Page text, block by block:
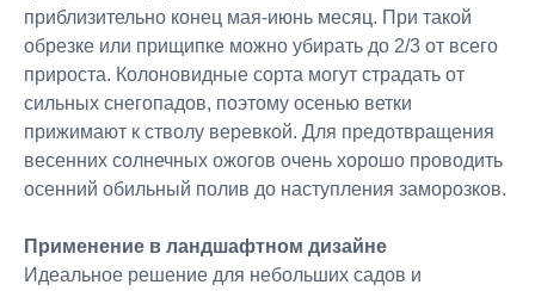
приблизительно конец мая-июнь месяц. При такой
обрезке или прищипке можно убирать до 2/3 от всего
прироста. Колоновидные сорта могут страдать от
сильных снегопадов, поэтому осенью ветки
прижимают к стволу веревкой. Для предотвращения
весенних солнечных ожогов очень хорошо проводить
осенний обильный полив до наступления заморозков.
Применение в ландшафтном дизайне
Идеальное решение для небольших садов и